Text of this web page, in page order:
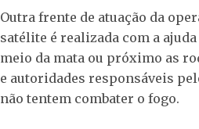
Outra frente de atuação da
satélite é realizada com a
meio da mata ou próximo as
e autoridades responsáveis
não tentem combater o fogo.